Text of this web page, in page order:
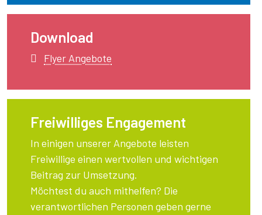
Download
Flyer Angebote
Freiwilliges Engagement
In einigen unserer Angebote leisten
Freiwillige einen wertvollen und wichtigen
Beitrag zur Umsetzung.
Möchtest du auch mithelfen? Die
verantwortlichen Personen geben gerne